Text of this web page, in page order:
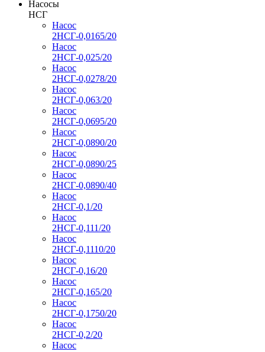
Насосы
НСГ
Насос
2НСГ-0,0165/20
Насос
2НСГ-0,025/20
Насос
2НСГ-0,0278/20
Насос
2НСГ-0,063/20
Насос
2НСГ-0,0695/20
Насос
2НСГ-0,0890/20
Насос
2НСГ-0,0890/25
Насос
2НСГ-0,0890/40
Насос
2НСГ-0,1/20
Насос
2НСГ-0,111/20
Насос
2НСГ-0,1110/20
Насос
2НСГ-0,16/20
Насос
2НСГ-0,165/20
Насос
2НСГ-0,1750/20
Насос
2НСГ-0,2/20
Насос